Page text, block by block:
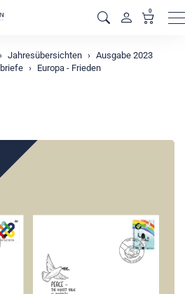
0
Jahresübersichten
Ausgabe 2023
Europa - Frieden